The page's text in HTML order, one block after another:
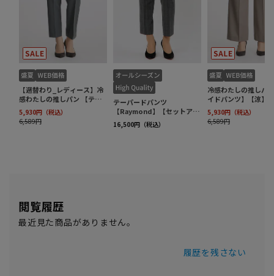
閲覧履歴
最近見た商品がありません。
履歴を残さない